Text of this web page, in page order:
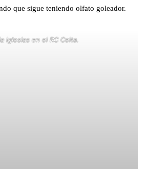
que sigue teniendo olfato goleador.
Iglesias en el RC Celta.